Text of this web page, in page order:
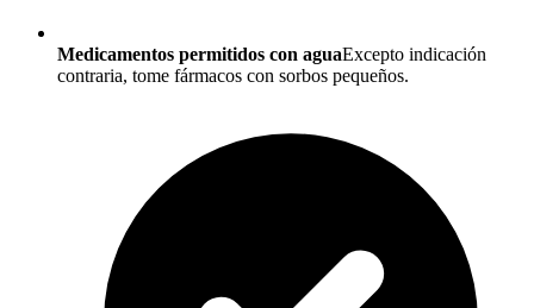
Medicamentos permitidos con aguaExcepto indicación
contraria, tome fármacos con sorbos pequeños.